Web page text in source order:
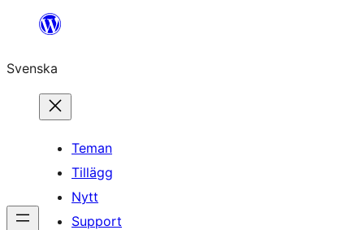
Hoppa
innehåll
Svenska
Teman
Tillägg
Nytt
Support